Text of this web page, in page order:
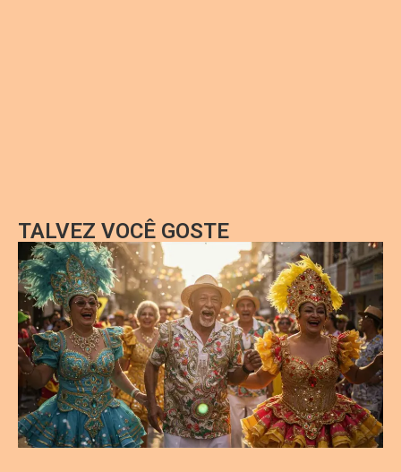
TALVEZ VOCÊ GOSTE